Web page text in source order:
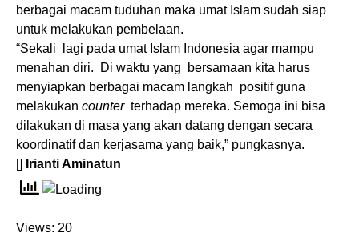
berbagai macam tuduhan maka umat Islam sudah siap
untuk melakukan pembelaan.
“Sekali lagi pada umat Islam Indonesia agar mampu
menahan diri. Di waktu yang bersamaan kita harus
menyiapkan berbagai macam langkah positif guna
melakukan counterterhadap mereka. Semoga ini bisa
dilakukan di masa yang akan datang dengan secara
koordinatif dan kerjasama yang baik,” pungkasnya.
[]
Irianti Aminatun
Views: 20